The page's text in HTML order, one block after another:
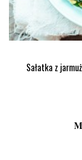
Sałatka z